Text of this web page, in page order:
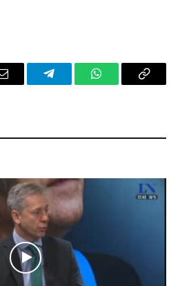
Email TelegramWhatsAppCopy